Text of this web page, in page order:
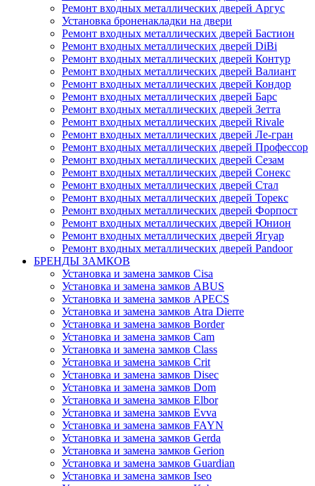
Ремонт входных металлических дверей Аргус
Установка броненакладки на двери
Ремонт входных металлических дверей Бастион
Ремонт входных металлических дверей DiBi
Ремонт входных металлических дверей Контур
Ремонт входных металлических дверей Валиант
Ремонт входных металлических дверей Кондор
Ремонт входных металлических дверей Барс
Ремонт входных металлических дверей Зетта
Ремонт входных металлических дверей Rivale
Ремонт входных металлических дверей Ле-гран
Ремонт входных металлических дверей Профессор
Ремонт входных металлических дверей Сезам
Ремонт входных металлических дверей Сонекс
Ремонт входных металлических дверей Стал
Ремонт входных металлических дверей Торекс
Ремонт входных металлических дверей Форпост
Ремонт входных металлических дверей Юнион
Ремонт входных металлических дверей Ягуар
Ремонт входных металлических дверей Pandoor
БРЕНДЫ ЗАМКОВ
Установка и замена замков Cisa
Установка и замена замков ABUS
Установка и замена замков APECS
Установка и замена замков Atra Dierre
Установка и замена замков Border
Установка и замена замков Cam
Установка и замена замков Class
Установка и замена замков Crit
Установка и замена замков Disec
Установка и замена замков Dom
Установка и замена замков Elbor
Установка и замена замков Evva
Установка и замена замков FAYN
Установка и замена замков Gerda
Установка и замена замков Gerion
Установка и замена замков Guardian
Установка и замена замков Iseo